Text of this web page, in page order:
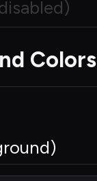
Colors